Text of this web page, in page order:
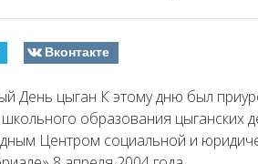
Вконтакте
День цыган К этому дню был
образования цыганских
Центром социальной и